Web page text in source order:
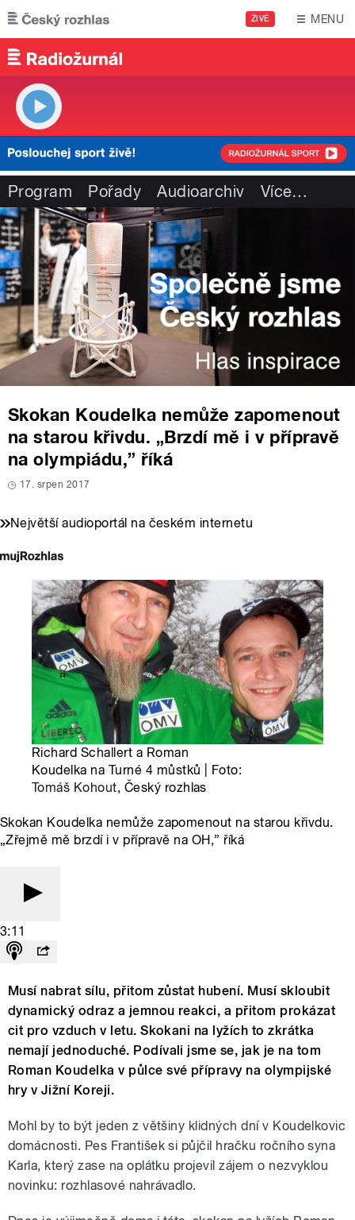
Přejít k hlavnímu obsahu
ŽIVĚ MENU
Program Pořady Audioarchiv Více…
Skokan Koudelka nemůže zapomenout
na starou křivdu. „Brzdí mě i v přípravě
na olympiádu,” říká
17. srpen 2017
Největší audioportál na českém internetu
Richard Schallert a Roman
Koudelka na Turné 4 můstků | Foto:
Tomáš Kohout, Český rozhlas
Skokan Koudelka nemůže zapomenout na starou křivdu.
„Zřejmě mě brzdí i v přípravě na OH,” říká
3:11
Musí nabrat sílu, přitom zůstat hubení. Musí skloubit
dynamický odraz a jemnou reakci, a přitom prokázat
cit pro vzduch v letu. Skokani na lyžích to zkrátka
nemají jednoduché. Podívali jsme se, jak je na tom
Roman Koudelka v půlce své přípravy na olympijské
hry v Jižní Koreji.
Mohl by to být jeden z většiny klidných dní v Koudelkovic
domácnosti. Pes František si půjčil hračku ročního syna
Karla, který zase na oplátku projevil zájem o nezvyklou
novinku: rozhlasové nahrávadlo.